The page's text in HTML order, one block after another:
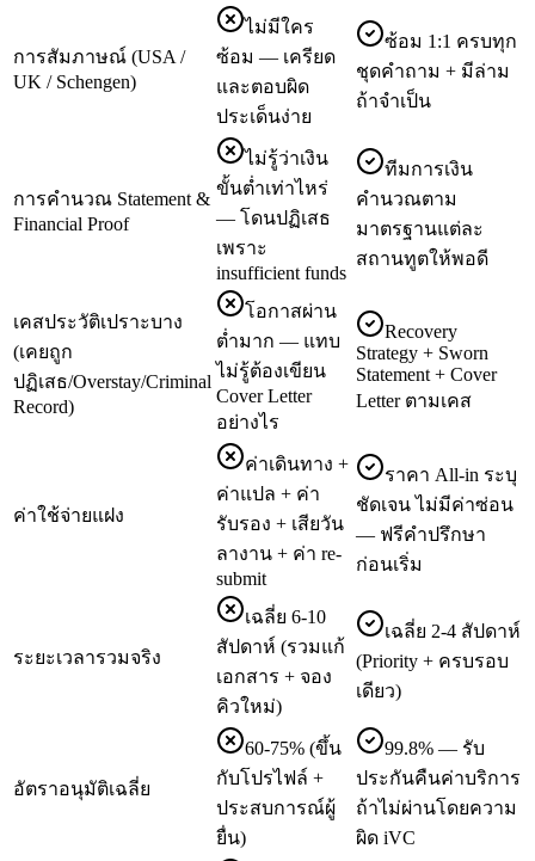
การสัมภาษณ์ (USA /
UK / Schengen)
ไม่มีใคร
ซ้อม — เครียด
และตอบผิด
ประเด็นง่าย
ซ้อม 1:1 ครบทุก
ชุดคำถาม + มีล่าม
ถ้าจำเป็น
การคำนวณ Statement &
Financial Proof
ไม่รู้ว่าเงิน
ขั้นต่ำเท่าไหร่
— โดนปฏิเสธ
เพราะ
insufficient funds
ทีมการเงิน
คำนวณตาม
มาตรฐานแต่ละ
สถานทูตให้พอดี
เคสประวัติเปราะบาง
(เคยถูก
ปฏิเสธ/Overstay/Criminal
Record)
โอกาสผ่าน
ต่ำมาก — แทบ
ไม่รู้ต้องเขียน
Cover Letter
อย่างไร
Recovery
Strategy + Sworn
Statement + Cover
Letter ตามเคส
ค่าใช้จ่ายแฝง
ค่าเดินทาง +
ค่าแปล + ค่า
รับรอง + เสียวัน
ลางาน + ค่า re-
submit
ราคา All-in ระบุ
ชัดเจน ไม่มีค่าซ่อน
— ฟรีคำปรึกษา
ก่อนเริ่ม
ระยะเวลารวมจริง
เฉลี่ย 6-10
สัปดาห์ (รวมแก้
เอกสาร + จอง
คิวใหม่)
เฉลี่ย 2-4 สัปดาห์
(Priority + ครบรอบ
เดียว)
อัตราอนุมัติเฉลี่ย
60-75% (ขึ้น
กับโปรไฟล์ +
ประสบการณ์ผู้
ยื่น)
99.8% — รับ
ประกันคืนค่าบริการ
ถ้าไม่ผ่านโดยความ
ผิด iVC